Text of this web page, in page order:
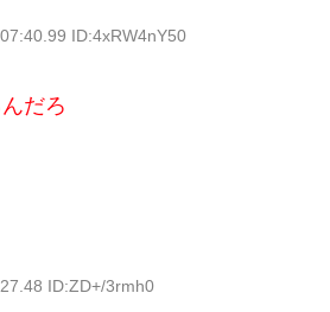
ID:4xRW4nY50
だろ
ID:ZD+/3rmh0